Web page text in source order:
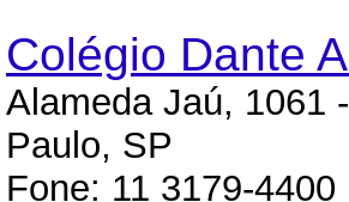
Colégio Dante
Alameda Jaú, 1061
Paulo, SP
Fone: 11 3179-4400